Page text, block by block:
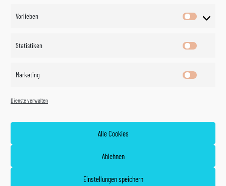
Vorlieben
Vorlieben
Statistiken
Marketing
Dienste verwalten
Alle Cookies
Ablehnen
Einstellungen speichern
©